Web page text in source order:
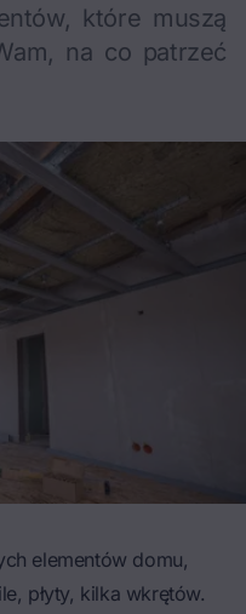
które muszą
na co patrzeć
elementów domu,
płyty, kilka wkrętów.